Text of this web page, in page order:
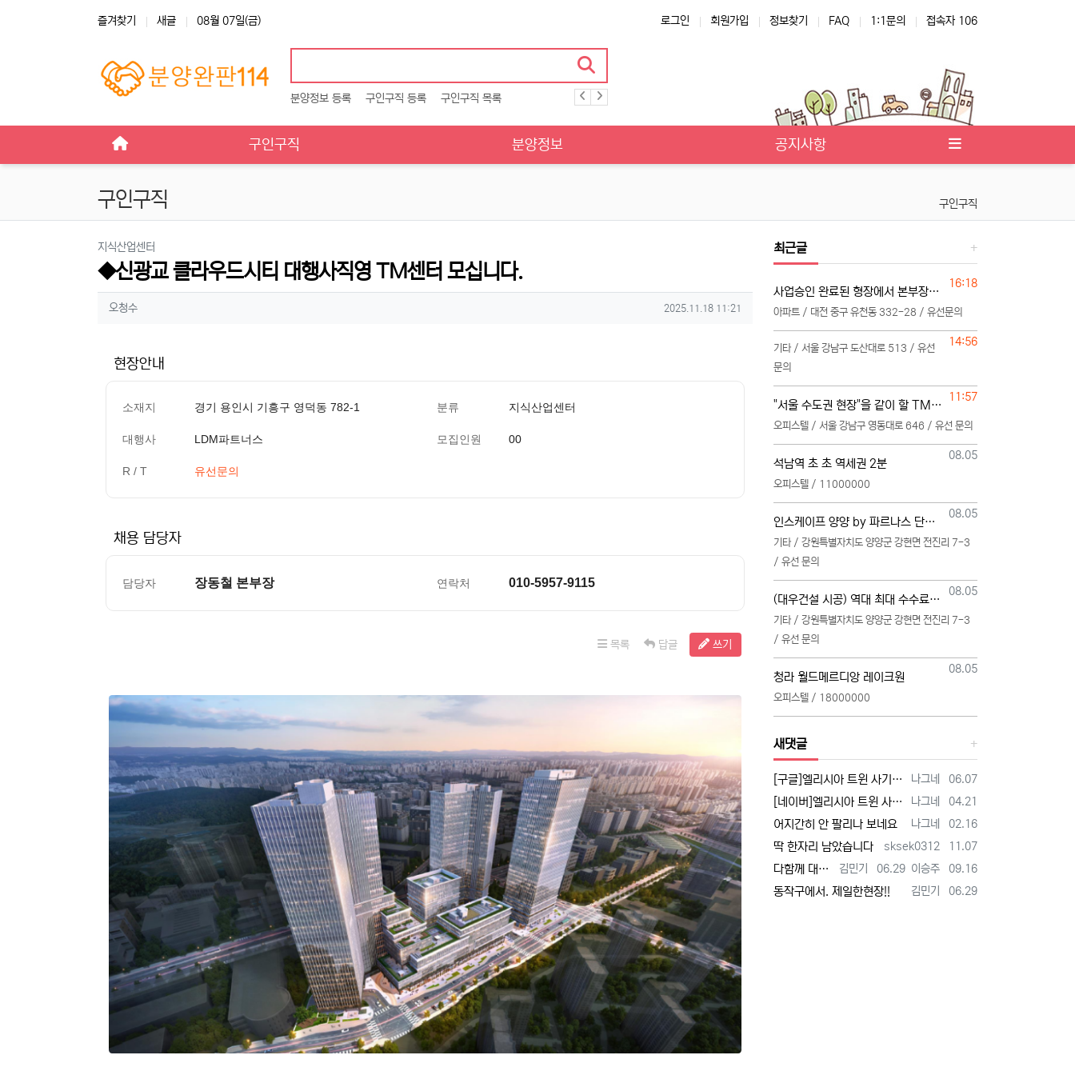
즐겨찾기 새글 08월 07일(금) 로그인 회원가입 정보찾기 FAQ 1:1문의 접속자 106
분양정보 등록 구인구직 등록 구인구직 목록
구인구직 분양정보 공지사항
구인구직 구인구직
지식산업센터
◆신광교 클라우드시티 대행사직영 TM센터 모십니다.
작성자 정보
오청수작성 작성일
2025.11.18 11:21
현장안내
소재지 경기 용인시 기흥구 영덕동 782-1 분류 지식산업센터
대행사 LDM파트너스 모집인원 00
R / T 유선문의
채용 담당자
담당자 장동철 본부장 연락처 010-5957-9115
목록 답글 쓰기
본문
최근글
등록일
16:18
사업승인 완료된 형장에서 본부장님 모십니다
아파트 / 대전 중구 유천동 332-28 / 유선문의
등록일
14:56
기타 / 서울 강남구 도산대로 513 / 유선
문의
등록일
11:57
"서울 수도권 현장"을 같이 할 TM 단독 단일 영업본부 팀 선착순 모집
오피스텔 / 서울 강남구 영동대로 646 / 유선 문의
등록일
08.05
석남역 초 초 역세권 2분
오피스텔 / 11000000
등록일
08.05
인스케이프 양양 by 파르나스 단일 본부 모집
기타 / 강원특별자치도 양양군 강현면 전진리 7-3
/ 유선 문의
등록일
08.05
(대우건설 시공) 역대 최대 수수료 지급, 단독 단일 영업본부 선착순 모집 (팀,팀원 개별문의 가능)
기타 / 강원특별자치도 양양군 강현면 전진리 7-3
/ 유선 문의
등록일
08.05
청라 월드메르디앙 레이크원
오피스텔 / 18000000
새댓글
등록자
나그네 등록일
06.07
[구글]엘리시아 트윈 사기 - 검색
등록자
나그네 등록일
04.21
[네이버]엘리시아 트윈 사기 - 검색
등록자
나그네 등록일
02.16
어지간히 안 팔리나 보네요
등록자
sksek0312 등록일
11.07
딱 한자리 남았습니다
등록자
이승주 등록일
09.16
등록자
김민기 등록일
06.29
다함께 대박납니다.
등록자
김민기 등록일
06.29
동작구에서. 제일한현장!!